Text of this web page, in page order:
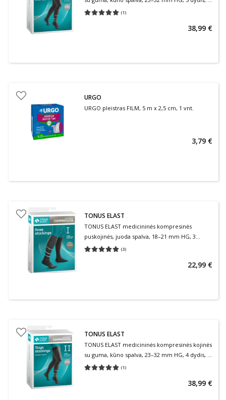
ūgis, 2 klasė, 1 pora
(1)
Vidutinis įvertinimas 5.00
38,99 €
URGO
URGO pleistras FILM, 5 m x 2,5 cm, 1 vnt.
3,79 €
TONUS ELAST
TONUS ELAST medicininės kompresinės
puskojinės, juoda spalva, 18–21 mm HG, 3
dydis, 1 ūgis, 1 klasė, 1 pora
(3)
Vidutinis įvertinimas 5.00
22,99 €
TONUS ELAST
TONUS ELAST medicininės kompresinės kojinės
su guma, kūno spalva, 23–32 mm HG, 4 dydis, 2
ūgis, 2 klasė, 1 pora
(1)
Vidutinis įvertinimas 5.00
38,99 €